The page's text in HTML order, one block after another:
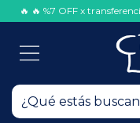
🔥 🔥 %7 OFF x